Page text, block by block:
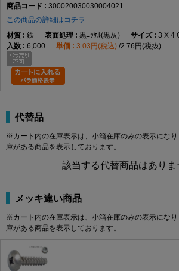
300020030030004021
この商品の詳細はコチラ
鉄
黒ﾆｯｹﾙ(黒灰) 3 X 4
6,000
3.03円(税込) 2.76円(税抜)
代替品
※カート内の在庫表示は、小箱在庫のみの表示にな
庫がある商品を表示しております。
該当する代替商品はありま
メッキ違い商品
※カート内の在庫表示は、小箱在庫のみの表示にな
庫がある商品を表示しております。